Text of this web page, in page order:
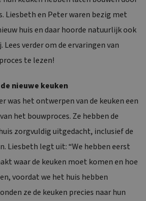
Liesbeth en Peter waren bezig met
huis en daar hoorde natuurlijk ook
Lees verder om de ervaringen van
te lezen!
nieuwe keuken
was het ontwerpen van de keuken een
het bouwproces. Ze hebben de
zorgvuldig uitgedacht, inclusief de
Liesbeth legt uit: “We hebben eerst
waar de keuken moet komen en hoe
voordat we het huis hebben
ze de keuken precies naar hun